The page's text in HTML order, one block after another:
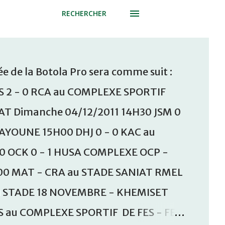
RECHERCHER
de la Botola Pro sera comme suit :
- 0 RCA au COMPLEXE SPORTIF
Dimanche 04/12/2011 14H30 JSM 0
15H00 DHJ 0 - 0 KAC au
OCK 0 - 1 HUSA COMPLEXE OCP -
MAT - CRA au STADE SANIAT RMEL
18 NOVEMBRE - KHEMISET
COMPLEXE SPORTIF DE FES - FES